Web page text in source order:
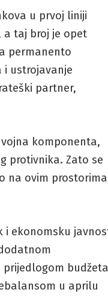
u prvoj liniji
a taj broj je opet
permanento
i ustrojavanje
partner,
komponenta,
protivnika. Zato se
na ovim prostorima
i ekonomsku
prijedlogom
u aprilu